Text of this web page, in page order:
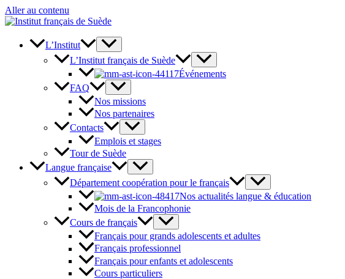
Aller au contenu
L’Institut
L’Institut français de Suède
Événements
FAQ
Nos missions
Nos partenaires
Contacts
Emplois et stages
Tour de Suède
Langue française
Département coopération pour le français
Nos actualités langue & éducation
Mois de la Francophonie
Cours de français
Français pour grands adolescents et adultes
Français professionnel
Français pour enfants et adolescents
Cours particuliers